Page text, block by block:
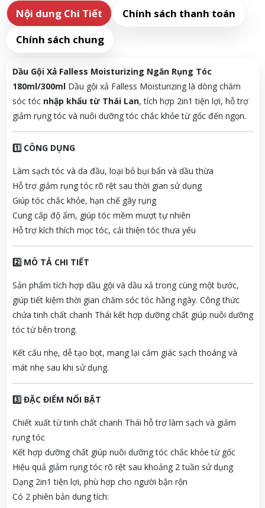
Nội dung Chi Tiết
Chính sách thanh toán
Chính sách chung
Dầu Gội Xả Falless Moisturizing Ngăn Rụng Tóc
180ml/300ml Dầu gội xả Falless Moisturizing là dòng chăm
sóc tóc nhập khẩu từ Thái Lan, tích hợp 2in1 tiện lợi, hỗ trợ
giảm rụng tóc và nuôi dưỡng tóc chắc khỏe từ gốc đến ngọn.
1️⃣ CÔNG DỤNG
Làm sạch tóc và da đầu, loại bỏ bụi bẩn và dầu thừa
Hỗ trợ giảm rụng tóc rõ rệt sau thời gian sử dụng
Giúp tóc chắc khỏe, hạn chế gãy rụng
Cung cấp độ ẩm, giúp tóc mềm mượt tự nhiên
Hỗ trợ kích thích mọc tóc, cải thiện tóc thưa yếu
2️⃣ MÔ TẢ CHI TIẾT
Sản phẩm tích hợp dầu gội và dầu xả trong cùng một bước,
giúp tiết kiệm thời gian chăm sóc tóc hằng ngày. Công thức
chứa tinh chất chanh Thái kết hợp dưỡng chất giúp nuôi dưỡng
tóc từ bên trong.
Kết cấu nhẹ, dễ tạo bọt, mang lại cảm giác sạch thoáng và
mát nhẹ sau khi sử dụng.
3️⃣ ĐẶC ĐIỂM NỔI BẬT
Chiết xuất từ tinh chất chanh Thái hỗ trợ làm sạch và giảm
rụng tóc
Kết hợp dưỡng chất giúp nuôi dưỡng tóc chắc khỏe từ gốc
Hiệu quả giảm rụng tóc rõ rệt sau khoảng 2 tuần sử dụng
Dạng 2in1 tiện lợi, phù hợp cho người bận rộn
Có 2 phiên bản dung tích: